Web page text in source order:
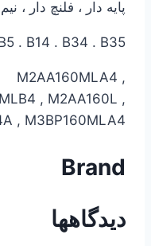
پایه دار ، فلنچ دار ،
. B14 . B34 . B35
M2AA160MLA4 ,
, M2AA160L ,
, M3BP160MLA4
Brand
دیدگاهها